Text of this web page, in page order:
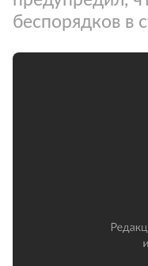
беспорядков в